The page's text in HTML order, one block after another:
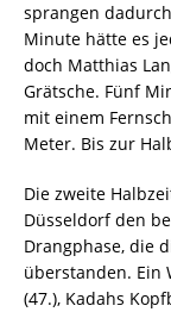
sprangen
Minute hätte es
doch Matthias
Grätsche. Fünf
mit einem
Meter. Bis zur
Die zweite
Düsseldorf den
Drangphase, die
überstanden. Ein
(47.), Kadahs